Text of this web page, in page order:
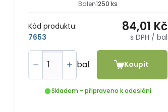
Balení250 ks
Kód produktu:
7653
84,01 Kč
s DPH / bal
bal Koupit
Skladem - připraveno k odeslání